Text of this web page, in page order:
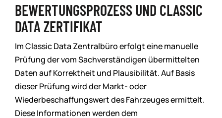
BEWERTUNGSPROZESS UND CLASSIC
DATA ZERTIFIKAT
Im Classic Data Zentralbüro erfolgt eine manuelle
Prüfung der vom Sachverständigen übermittelten
Daten auf Korrektheit und Plausibilität. Auf Basis
dieser Prüfung wird der Markt- oder
Wiederbeschaffungswert des Fahrzeuges ermittelt.
Diese Informationen werden dem